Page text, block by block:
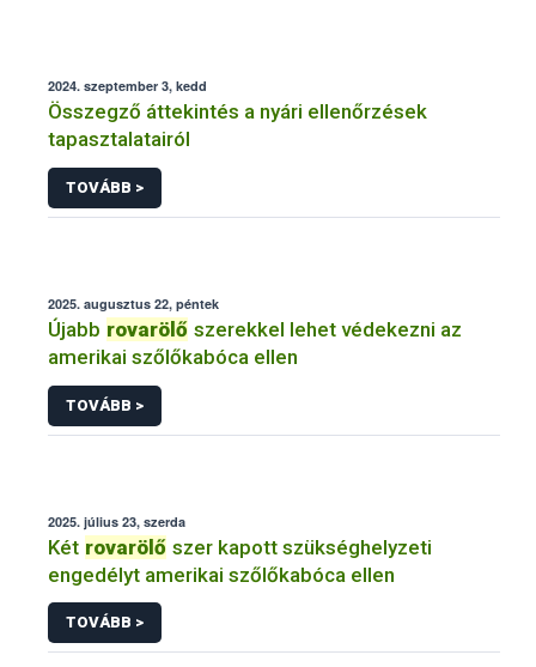
2024. szeptember 3, kedd
Összegző áttekintés a nyári ellenőrzések
tapasztalatairól
TOVÁBB >
2025. augusztus 22, péntek
Újabb rovarölő szerekkel lehet védekezni az
amerikai szőlőkabóca ellen
TOVÁBB >
2025. július 23, szerda
Két rovarölő szer kapott szükséghelyzeti
engedélyt amerikai szőlőkabóca ellen
TOVÁBB >